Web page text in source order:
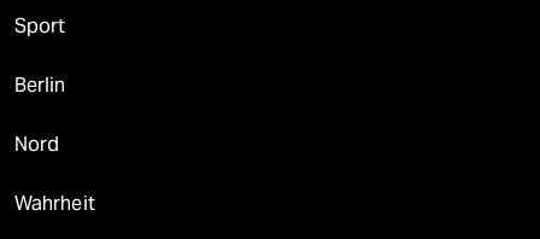
Sport
Berlin
Nord
Wahrheit